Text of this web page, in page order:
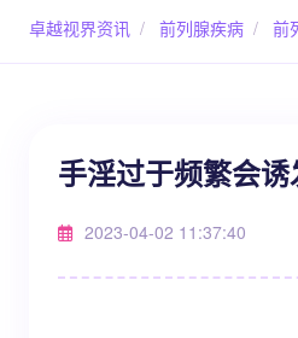
卓越视界资讯 / 前列腺疾病 / 前
手淫过于频繁会
2023-04-02 11:37:40